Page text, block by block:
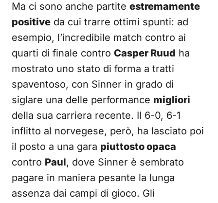
Ma ci sono anche partite estremamente
positive da cui trarre ottimi spunti: ad
esempio, l’incredibile match contro ai
quarti di finale contro Casper Ruud ha
mostrato uno stato di forma a tratti
spaventoso, con Sinner in grado di
siglare una delle performance migliori
della sua carriera recente. Il 6-0, 6-1
inflitto al norvegese, però, ha lasciato poi
il posto a una gara piuttosto opaca
contro Paul, dove Sinner è sembrato
pagare in maniera pesante la lunga
assenza dai campi di gioco. Gli